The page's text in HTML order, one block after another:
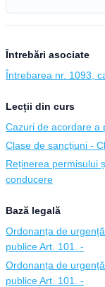
Întrebări asociate
Întrebarea nr. 1093,
Lecții din curs
Cazuri de acordare a
Clase de sancțiuni -
Reținerea permisului
conducere
Bază legală
Ordonanța de
publice Art. 101. -
Ordonanța de
publice Art. 101. -